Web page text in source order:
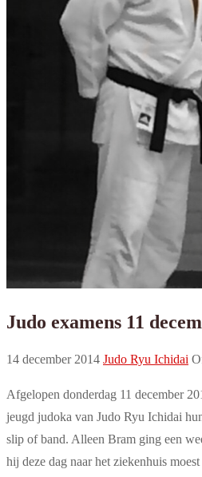
Judo examens 11
14 december 2014 Judo Ryu Ichidai
Afgelopen donderdag 11 december
jeugd judoka van Judo Ryu Ichidai
slip of band. Alleen Bram ging een
hij deze dag naar het ziekenhuis